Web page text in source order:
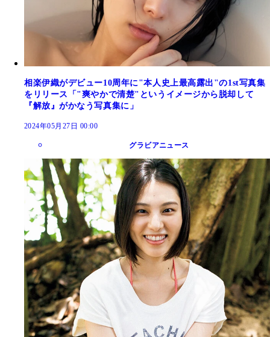
相楽伊織がデビュー10周年に"本人史上最高露出"の1st写真集
をリリース「"爽やかで清楚"というイメージから脱却して
『解放』がかなう写真集に」
2024年05月27日 00:00
グラビアニュース